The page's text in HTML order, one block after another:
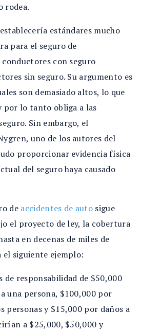
rodea.
estándares mucho
para el seguro de
con seguro
sin seguro. Su argumento es
son demasiado altos, lo que
por lo tanto obliga a las
Sin embargo, el
uno de los autores del
proporcionar evidencia física
del seguro haya causado
de accidentes de auto sigue
el proyecto de ley, la cobertura
en decenas de miles de
el siguiente ejemplo:
de responsabilidad de $50,000
una persona, $100,000 por
personas y $15,000 por daños a
a $25,000, $50,000 y